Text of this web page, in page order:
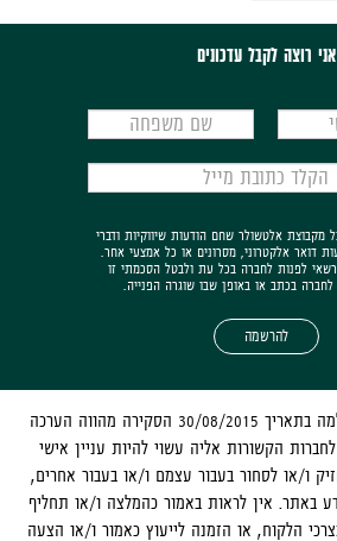
אני רוצה לקבל עדכונים
מקבוצת אלטשולר שחם הודעות שיווקיות ודברי
דואר אלקטרוני, מסרונים או כל אמצעי אחר.
רשאי לפנות לחברה בכל עת ולבטל הסכמתי זו
בכתב או באופן שבו שוגרה הפנייה.
להרשמה
הסקירה צולמה בתאריך 30/08/2015 הסקירה מהווה הערכה
הקשורות אליה עשוי להיות עניין אישי
ו/או לסחור בעבור עצמם ו/או בעבור אחרים,
באתר. אין לראות באמור כהמלצה ו/או תחליף
הלקוח, או הזמנה לייעוץ כאמור ו/או הצעה